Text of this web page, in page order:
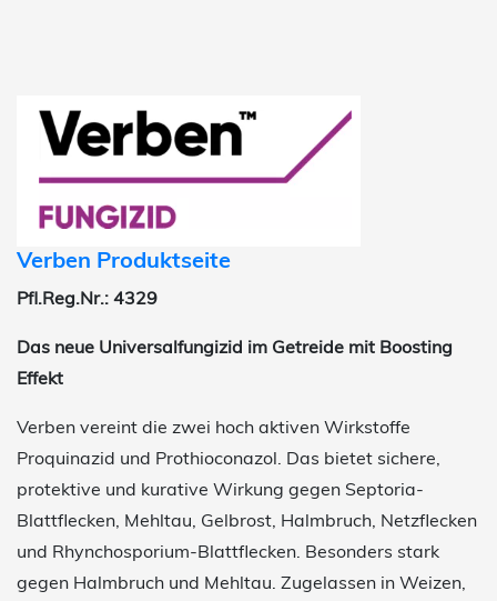
Verben Produktseite
Pfl.Reg.Nr.: 4329
Das neue Universalfungizid im Getreide mit Boosting
Effekt
Verben vereint die zwei hoch aktiven Wirkstoffe
Proquinazid und Prothioconazol. Das bietet sichere,
protektive und kurative Wirkung gegen Septoria-
Blattflecken, Mehltau, Gelbrost, Halmbruch, Netzflecken
und Rhynchosporium-Blattflecken. Besonders stark
gegen Halmbruch und Mehltau. Zugelassen in Weizen,